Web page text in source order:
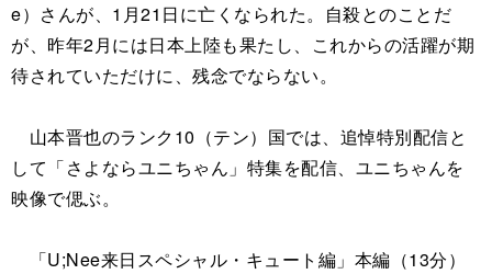
e）さんが、1月21日に亡くなられた。自殺とのことだ
が、昨年2月には日本上陸も果たし、これからの活躍が期
待されていただけに、残念でならない。
山本晋也のランク10（テン）国では、追悼特別配信と
して「さよならユニちゃん」特集を配信、ユニちゃんを
映像で偲ぶ。
「U;Nee来日スペシャル・キュート編」本編（13分）